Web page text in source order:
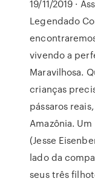
19/11/2019 ·
Legendado
vivendo a
Maravilhosa.
crianças
pássaros
Amazônia.
(Jesse
lado da
seus três